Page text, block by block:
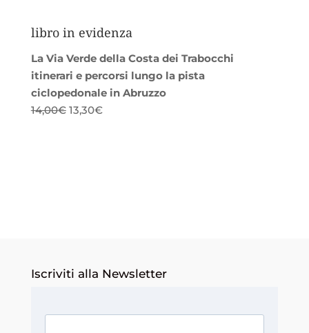
libro in evidenza
La Via Verde della Costa dei Trabocchi
itinerari e percorsi lungo la pista
ciclopedonale in Abruzzo
14,00€ Il
13,30€Il
Iscriviti alla Newsletter